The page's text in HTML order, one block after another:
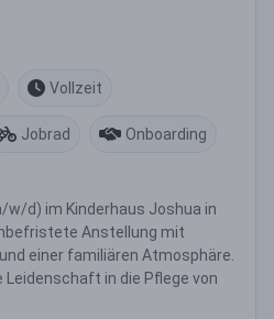
Vollzeit
Jobrad Onboarding
d) im Kinderhaus Joshua in
Anstellung mit
einer familiären Atmosphäre.
Leidenschaft in die Pflege von